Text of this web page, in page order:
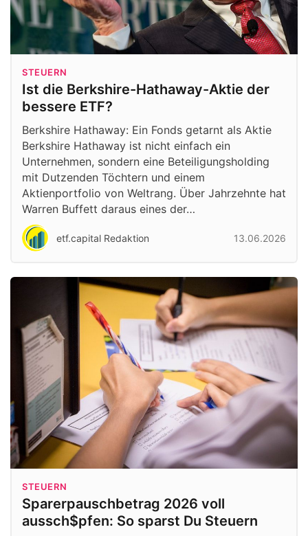
STEUERN
Ist die Berkshire-Hathaway-Aktie der
bessere ETF?
Berkshire Hathaway: Ein Fonds getarnt als Aktie
Berkshire Hathaway ist nicht einfach ein
Unternehmen, sondern eine Beteiligungsholding
mit Dutzenden Töchtern und einem
Aktienportfolio von Weltrang. Über Jahrzehnte hat
Warren Buffett daraus eines der…
etf.capital Redaktion 13.06.2026
STEUERN
Sparerpauschbetrag 2026 voll
aussch$pfen: So sparst Du Steuern